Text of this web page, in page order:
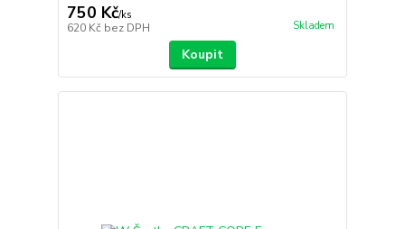
750 Kč/ks
620 Kč bez DPH Skladem
Koupit